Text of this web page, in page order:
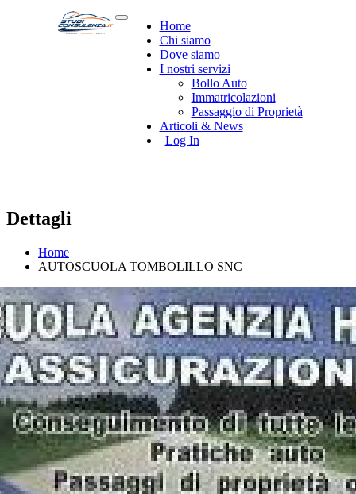
Home
Chi siamo
Dove siamo
I nostri servizi
Bollo Auto
Immatricolazioni
Passaggio di Proprietà
Articoli & News
Log In
Dettagli
Home
AUTOSCUOLA TOMBOLILLO SNC